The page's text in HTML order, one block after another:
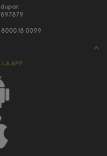
8000 18 0099
LA APP